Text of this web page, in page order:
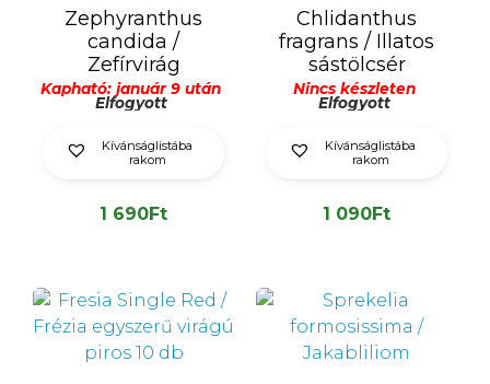
Zephyranthus
candida /
Zefírvirág
Kapható: január 9 után
Elfogyott
Kívánságlistába
rakom
1 690Ft
Chlidanthus
fragrans / Illatos
sástölcsér
Nincs készleten
Elfogyott
Kívánságlistába
rakom
1 090Ft